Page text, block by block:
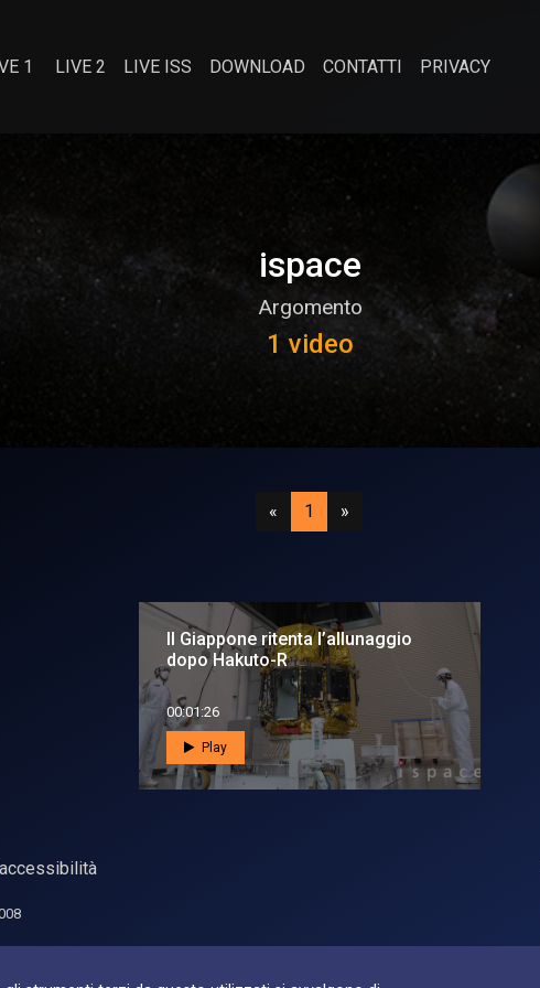
1 LIVE 2 LIVE ISS DOWNLOAD CONTATTI PRIVACY
ispace
Argomento
1 video
« Precedente
1 (attuale)
»
Il Giappone ritenta l’allunaggio
dopo Hakuto-R
00:01:26
Play